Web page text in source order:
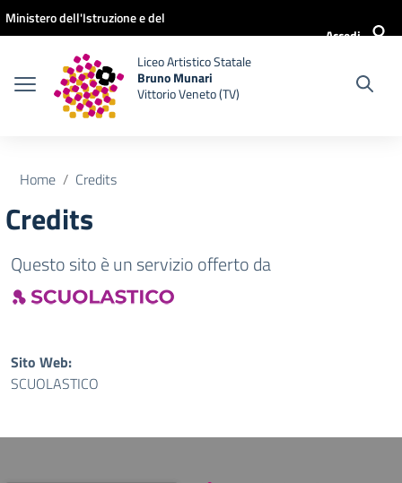
Vai ai contenuti
Vai al menu di navigazione
Vai al footer
Ministero dell'Istruzione e del
Accedi
Liceo Artistico Statale
Bruno Munari
Vittorio Veneto (TV)
Home Credits
Credits
Questo sito è un servizio offerto da
Sito Web:
SCUOLASTICO